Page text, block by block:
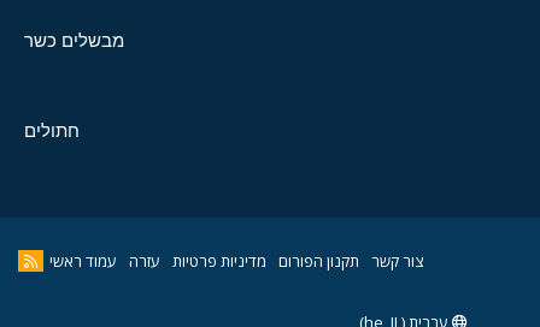
מבשלים כשר
חתולים
צור קשר תקנון הפורום מדיניות פרטיות עזרה עמוד ראשי
עברית (he_IL)